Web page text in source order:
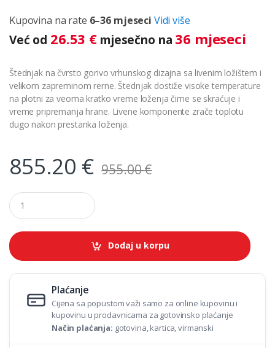
Kupovina na rate 6–36 mjeseci Vidi više
Već od 26.53 € mjesečno na 36 mjeseci
Štednjak na čvrsto gorivo vrhunskog dizajna sa livenim ložištem i
velikom zapreminom rerne. Štednjak dostiže visoke temperature
na plotni za veoma kratko vreme loženja čime se skraćuje i
vreme pripremanja hrane. Livene komponente zrače toplotu
dugo nakon prestanka loženja.
855.20 € 955.00€
Q
u
a
t
i
Dodaj u korpu
Plaćanje
Cijena sa popustom važi samo za online kupovinu i
kupovinu u prodavnicama za gotovinsko plaćanje
Način plaćanja: gotovina, kartica, virmanski